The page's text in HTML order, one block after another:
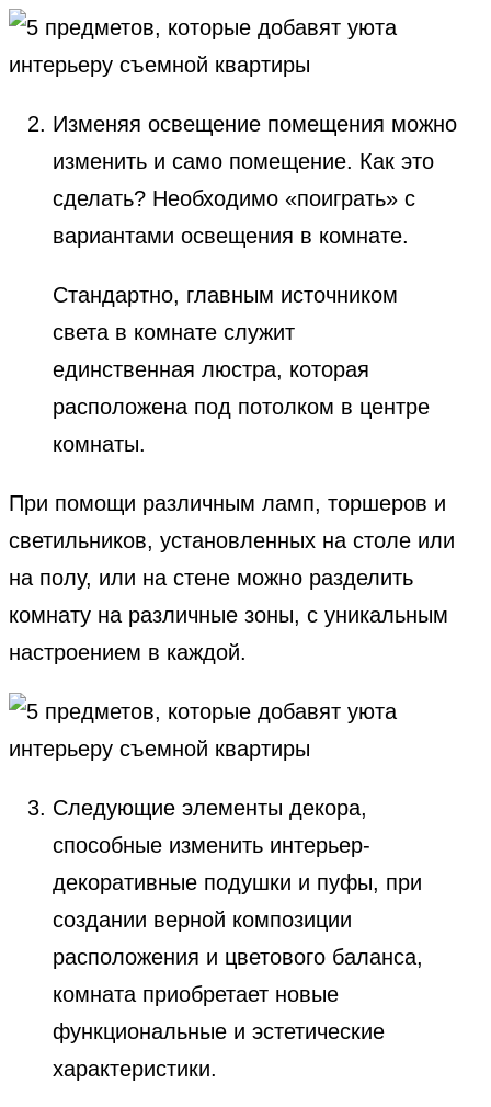
Изменяя освещение помещения можно
изменить и само помещение. Как это
сделать? Необходимо «поиграть» с
вариантами освещения в комнате.
Стандартно, главным источником
света в комнате служит
единственная люстра, которая
расположена под потолком в центре
комнаты.
При помощи различным ламп, торшеров и
светильников, установленных на столе или
на полу, или на стене можно разделить
комнату на различные зоны, с уникальным
настроением в каждой.
Следующие элементы декора,
способные изменить интерьер-
декоративные подушки и пуфы, при
создании верной композиции
расположения и цветового баланса,
комната приобретает новые
функциональные и эстетические
характеристики.